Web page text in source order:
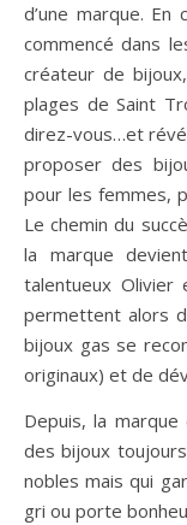
d’une marque. En
commencé dans
créateur de
plages de Saint
direz-vous…et
proposer des
pour les femmes,
Le chemin du
la marque
talentueux
permettent alors
bijoux gas se
originaux) et de
Depuis, la
des bijoux
nobles mais qui
gri ou porte